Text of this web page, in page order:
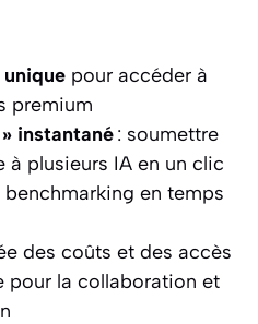
pour accéder à
premium
instantané: soumettre
à plusieurs IA en un clic
en temps
des coûts et des accès
pour la collaboration et